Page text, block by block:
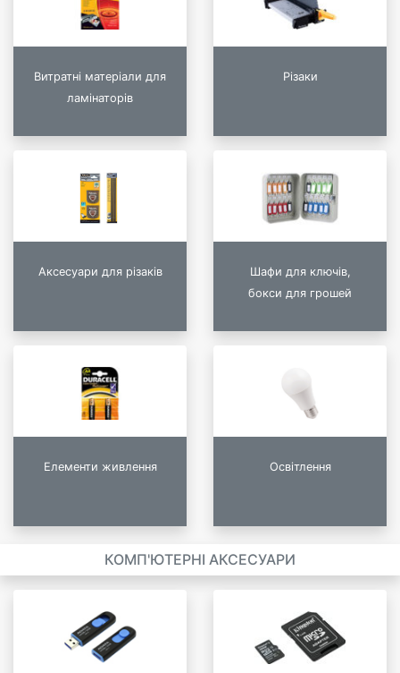
Витратні матеріали для
ламінаторів
Різаки
Аксесуари для різаків
Шафи для ключів,
бокси для грошей
Елементи живлення Освітлення
КОМП'ЮТЕРНІ АКСЕСУАРИ